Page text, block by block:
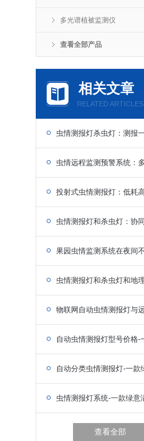
多光谱植被监测仪
查看全部产品
相关文章
RELATED ARTICLES
查看全部